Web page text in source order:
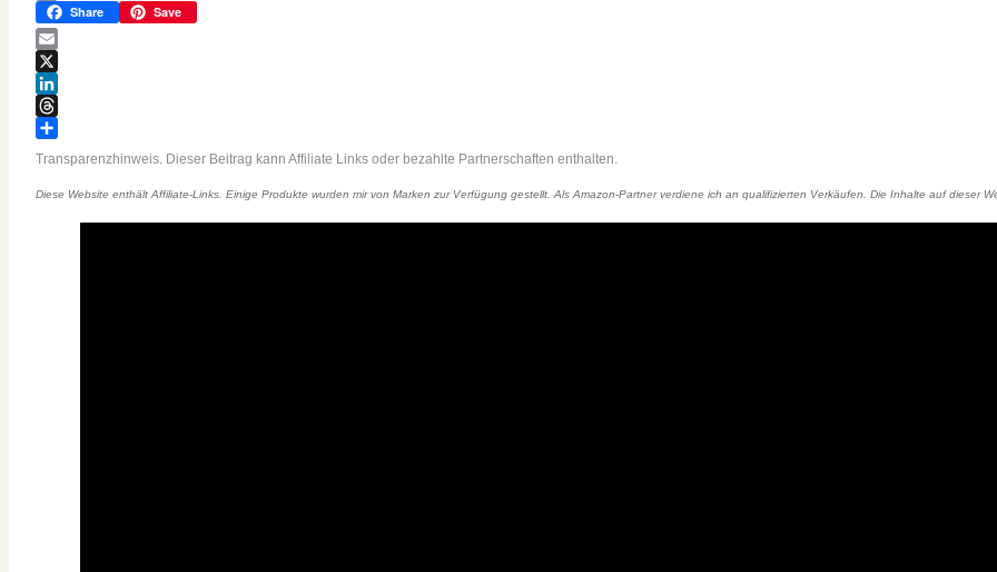
Copy
Link
Share Save
Email
X
LinkedIn
Threads
Teilen
Transparenzhinweis. Dieser Beitrag kann Affiliate Links oder bezahlte Partnerschaften enthalten.
Diese Website enthält Affiliate-Links. Einige Produkte wurden mir von Marken zur Verfügung gestellt. Als Amazon-Partner verdiene ich an qualifizierten Verkäufen. Die Inhalte auf dieser